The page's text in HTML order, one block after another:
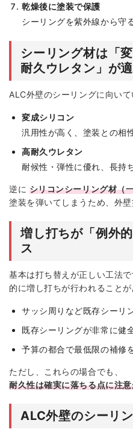
乾燥後に塗装で保護
シーリングを紫外線から守
シーリング材は「
耐久ウレタン」が
ALC外壁のシーリングに向いて
変成シリコン
汎用性が高く、塗装との相
高耐久ウレタン
耐候性・弾性に優れ、長持
逆に シリコンシーリング材（
塗装を弾いてしまうため、外
増し打ちが「例外
ス
基本は打ち替えが正しい工法
的に増し打ちが行われることが
サッシ周りなど既存シーリ
既存シーリングが非常に健
予算の都合で最低限の補修
ただし、これらの場合でも、
耐久性は確実に落ちる点に注
ALC外壁のシーリ